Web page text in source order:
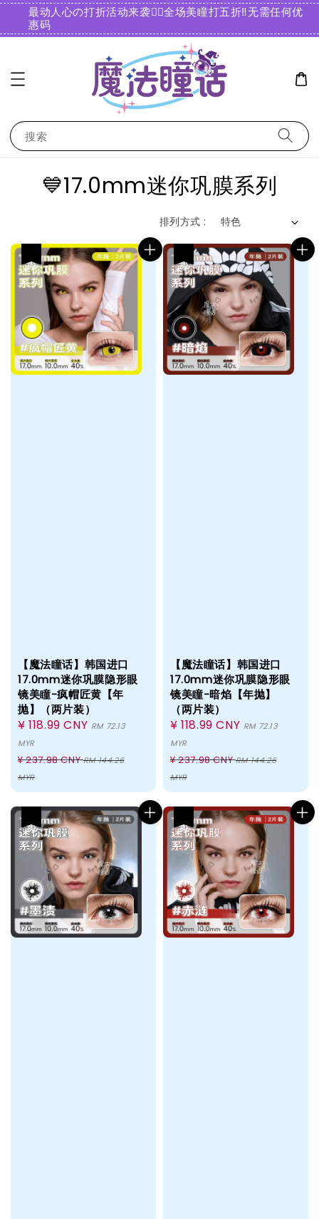
最动人心の打折活动来袭❤️‍🔥全场美瞳打五折‼️无需任何优
惠码️
搜索
💙17.0mm迷你巩膜系列
排列方式 :
【魔法瞳话】韩国进口
17.0mm迷你巩膜隐形眼
镜美瞳-疯帽匠黄【年
抛】（两片装）
Sale
price
¥ 118.99 CNY RM 72.13
MYR
Regular
price
¥ 237.98 CNYRM 144.26
MYR
【魔法瞳话】韩国进口
17.0mm迷你巩膜隐形眼
镜美瞳-暗焰【年抛】
（两片装）
Sale
price
¥ 118.99 CNY RM 72.13
MYR
Regular
price
¥ 237.98 CNYRM 144.26
MYR